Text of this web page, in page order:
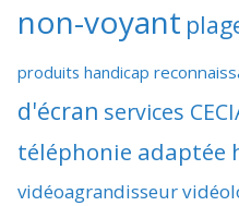
non-voyant
produits handicap
d'écran services
téléphonie adaptée
vidéoagrandisseur